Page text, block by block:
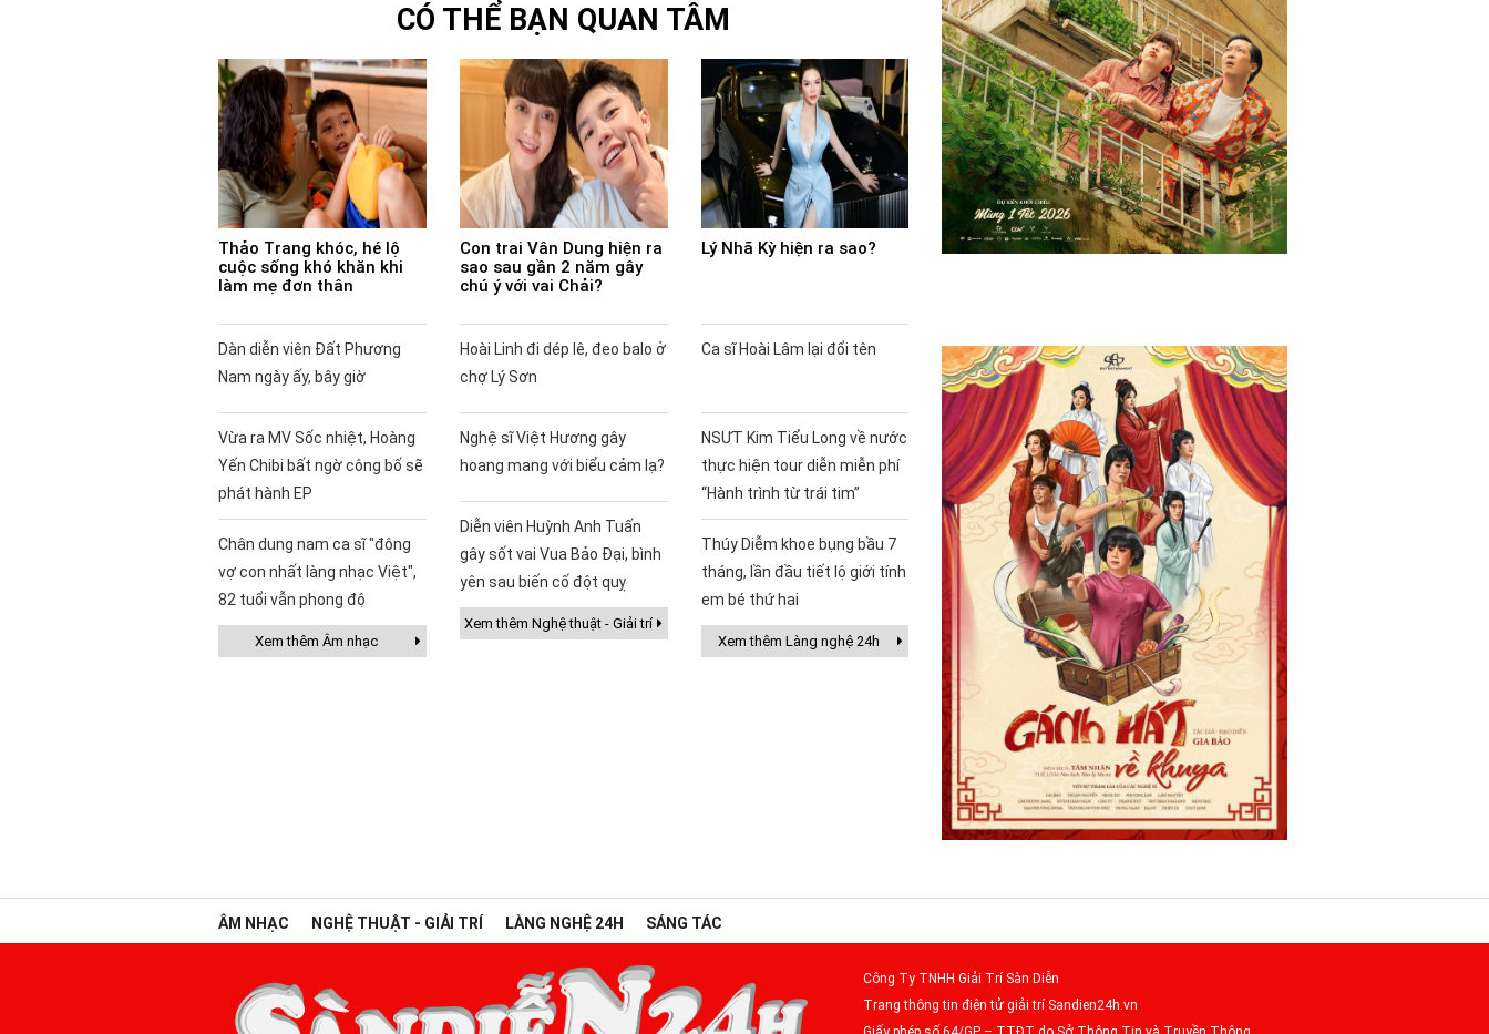
CÓ THỂ BẠN QUAN TÂM
Thảo Trang khóc, hé lộ
cuộc sống khó khăn khi
làm mẹ đơn thân
Dàn diễn viên Đất Phương
Nam ngày ấy, bây giờ
Vừa ra MV Sốc nhiệt, Hoàng
Yến Chibi bất ngờ công bố sẽ
phát hành EP
Chân dung nam ca sĩ "đông
vợ con nhất làng nhạc Việt",
82 tuổi vẫn phong độ
Xem thêm Âm nhạc
Con trai Vân Dung hiện ra
sao sau gần 2 năm gây
chú ý với vai Chải?
Hoài Linh đi dép lê, đeo balo ở
chợ Lý Sơn
Nghệ sĩ Việt Hương gây
hoang mang với biểu cảm lạ?
Diễn viên Huỳnh Anh Tuấn
gây sốt vai Vua Bảo Đại, bình
yên sau biến cố đột quỵ
Xem thêm Nghệ thuật - Giải trí
Lý Nhã Kỳ hiện ra sao?
Ca sĩ Hoài Lâm lại đổi tên
NSƯT Kim Tiểu Long về nước
thực hiện tour diễn miễn phí
“Hành trình từ trái tim”
Thúy Diễm khoe bụng bầu 7
tháng, lần đầu tiết lộ giới tính
em bé thứ hai
Xem thêm Làng nghệ 24h
ÂM NHẠC NGHỆ THUẬT - GIẢI TRÍ LÀNG NGHỆ 24H SÁNG TÁC
Công Ty TNHH Giải Trí Sàn Diễn
Trang thông tin điện tử giải trí Sandien24h.vn